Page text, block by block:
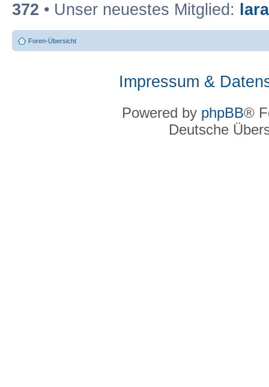
372 • Unser neuestes Mitglied:
Foren-Übersicht
Impressum &
Powered by phpBB®
Deutsche